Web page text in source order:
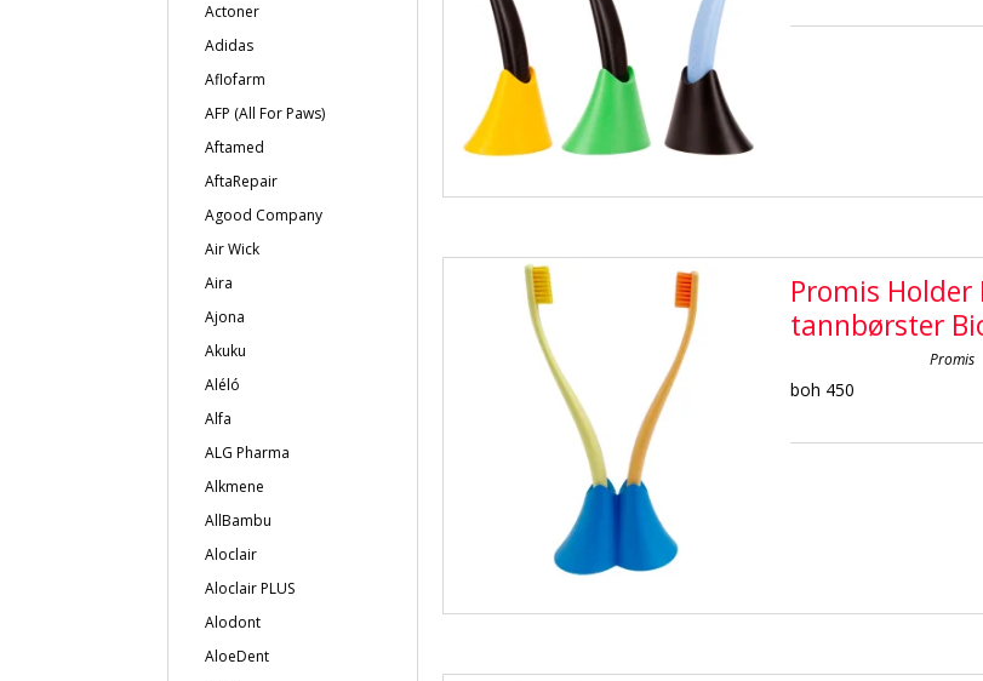
Actoner
Adidas
Aflofarm
AFP (All For Paws)
Aftamed
AftaRepair
Agood Company
Air Wick
Aira
Ajona
Akuku
Aléló
Alfa
ALG Pharma
Alkmene
AllBambu
Aloclair
Aloclair PLUS
Alodont
AloeDent
Promis Holder
tannbørster
Promis
boh 450